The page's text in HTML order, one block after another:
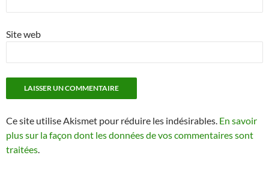
Site web
Ce site utilise Akismet pour réduire les indésirables. En savoir
plus sur la façon dont les données de vos commentaires sont
traitées.